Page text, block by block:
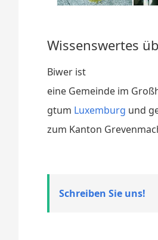
Wissenswertes
Biwer ist
eine Gemeinde im
gtum Luxemburg und
zum Kanton
Schreiben Sie uns!